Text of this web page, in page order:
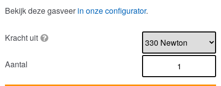
Bekijk deze gasveer in onze configurator.
Kracht uit
Aantal